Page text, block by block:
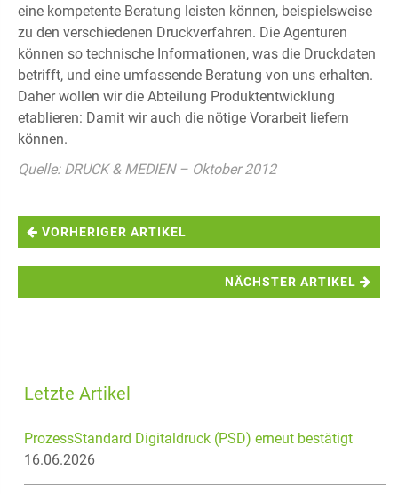
eine kompetente Beratung leisten können, beispielsweise
zu den verschiedenen Druckverfahren. Die Agenturen
können so technische Informationen, was die Druckdaten
betrifft, und eine umfassende Beratung von uns erhalten.
Daher wollen wir die Abteilung Produktentwicklung
etablieren: Damit wir auch die nötige Vorarbeit liefern
können.
Quelle: DRUCK & MEDIEN – Oktober 2012
VORHERIGER ARTIKEL
NÄCHSTER ARTIKEL
Letzte Artikel
ProzessStandard Digitaldruck (PSD) erneut bestätigt
16.06.2026